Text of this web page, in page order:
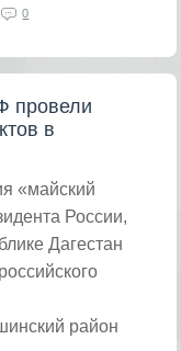
0
провели
в
«майский
России,
Дагестан
район